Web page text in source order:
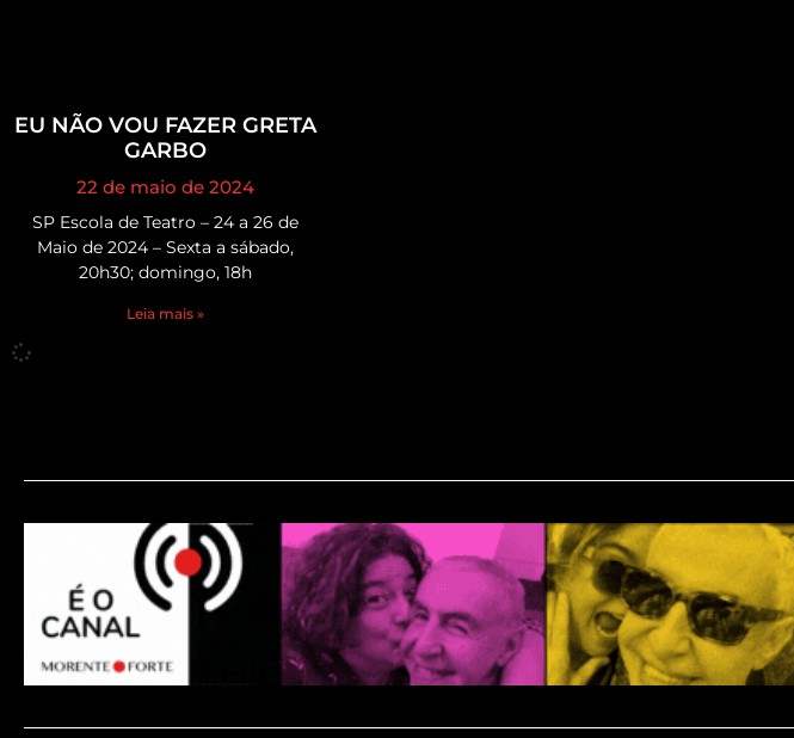
EU NÃO VOU FAZER GRETA
GARBO
22 de maio de 2024
SP Escola de Teatro – 24 a 26 de
Maio de 2024 – Sexta a sábado,
20h30; domingo, 18h
Leia mais »